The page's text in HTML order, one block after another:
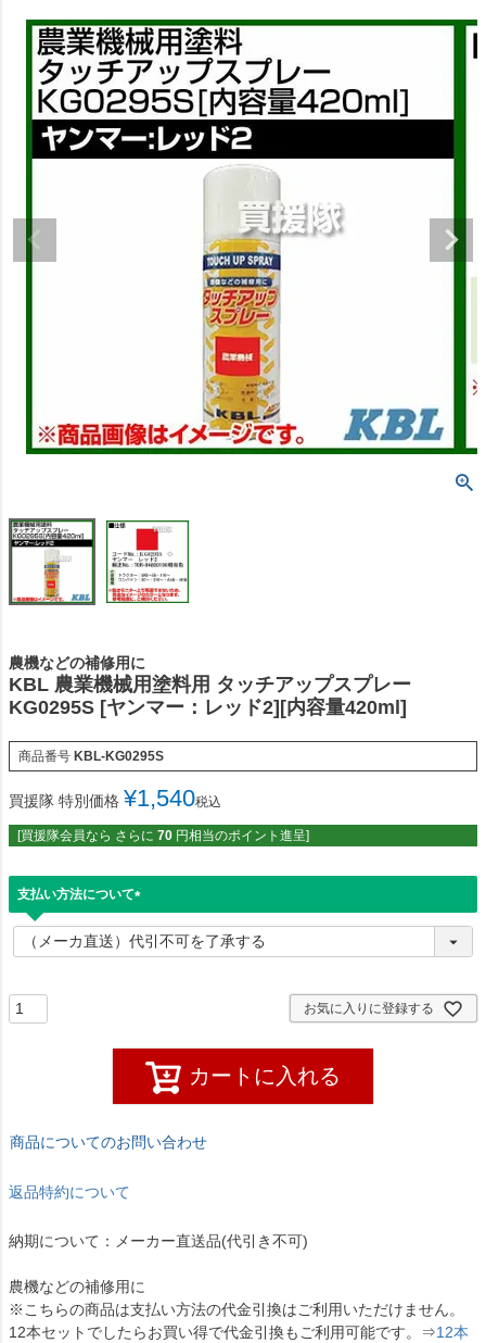
農機などの補修用に
KBL 農業機械用塗料用 タッチアップスプレー
KG0295S [ヤンマー：レッド2][内容量420ml]
商品番号 KBL-KG0295S
買援隊 特別価格 ¥1,540税込
[買援隊会員なら さらに 70 円相当のポイント進呈]
支払い方法について
必
須
お気に入りに登録する
カートに入れる
商品についてのお問い合わせ
返品特約について
納期について：メーカー直送品(代引き不可)
農機などの補修用に
※こちらの商品は支払い方法の代金引換はご利用いただけません。
12本セットでしたらお買い得で代金引換もご利用可能です。⇒12本